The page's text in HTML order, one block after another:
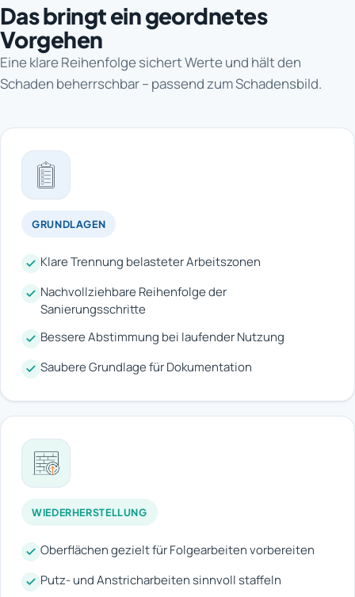
Das bringt ein geordnetes
Vorgehen
Eine klare Reihenfolge sichert Werte und hält den
Schaden beherrschbar – passend zum Schadensbild.
GRUNDLAGEN
Klare Trennung belasteter Arbeitszonen
Nachvollziehbare Reihenfolge der
Sanierungsschritte
Bessere Abstimmung bei laufender Nutzung
Saubere Grundlage für Dokumentation
WIEDERHERSTELLUNG
Oberflächen gezielt für Folgearbeiten vorbereiten
Putz- und Anstricharbeiten sinnvoll staffeln